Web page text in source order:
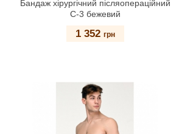
Бандаж хірургічний післяопераційний
С-3 бежевий
1 352 грн